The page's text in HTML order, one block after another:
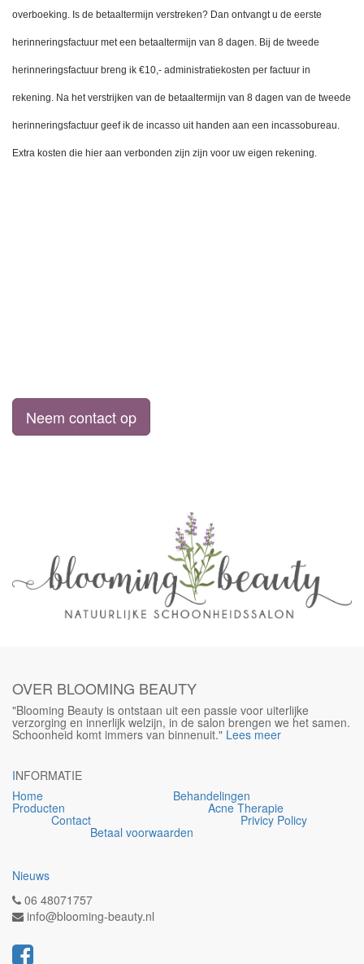
overboeking. Is de betaaltermijn verstreken? Dan ontvangt u de eerste
herinneringsfactuur met een betaaltermijn van 8 dagen. Bij de tweede
herinneringsfactuur breng ik €10,- administratiekosten per factuur in
rekening. Na het verstrijken van de betaaltermijn van 8 dagen van de tweede
herinneringsfactuur geef ik de incasso uit handen aan een incassobureau.
Extra kosten die hier aan verbonden zijn zijn voor uw eigen rekening.
Neem contact op
OVER BLOOMING BEAUTY
"Blooming Beauty is ontstaan uit een passie voor uiterlijke
verzorging en innerlijk welzijn, in de salon brengen we het samen.
Schoonheid komt immers van binnenuit." Lees meer
INFORMATIE
Home Behandelingen
Producten Acne Therapie
Contact Privicy Policy
Betaal voorwaarden
Nieuws
06 48071757
info@blooming-beauty.nl